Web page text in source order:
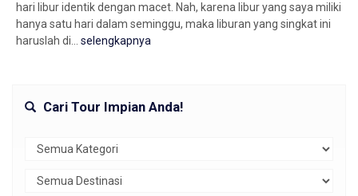
hari libur identik dengan macet. Nah, karena libur yang saya miliki
hanya satu hari dalam seminggu, maka liburan yang singkat ini
haruslah di... selengkapnya
Cari Tour Impian Anda!